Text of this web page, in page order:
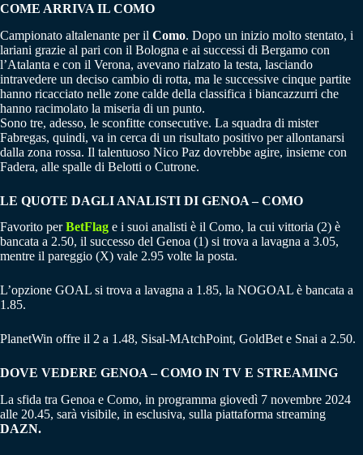
COME ARRIVA IL COMO
Campionato altalenante per il Como. Dopo un inizio molto stentato, i
lariani grazie al pari con il Bologna e ai successi di Bergamo con
l’Atalanta e con il Verona, avevano rialzato la testa, lasciando
intravedere un deciso cambio di rotta, ma le successive cinque partite
hanno ricacciato nelle zone calde della classifica i biancazzurri che
hanno racimolato la miseria di un punto.
Sono tre, adesso, le sconfitte consecutive. La squadra di mister
Fabregas, quindi, va in cerca di un risultato positivo per allontanarsi
dalla zona rossa. Il talentuoso Nico Paz dovrebbe agire, insieme con
Fadera, alle spalle di Belotti o Cutrone.
LE QUOTE DAGLI ANALISTI DI GENOA – COMO
Favorito perBetFlag e i suoi analisti è il Como, la cui vittoria (2) è
bancata a 2.50, il successo del Genoa (1) si trova a lavagna a 3.05,
mentre il pareggio (X) vale 2.95 volte la posta.
L’opzione GOAL si trova a lavagna a 1.85, la NOGOAL è bancata a
1.85.
PlanetWin offre il 2 a 1.48, Sisal-MAtchPoint, GoldBet e Snai a 2.50.
DOVE VEDERE GENOA – COMO IN TV E STREAMING
La sfida tra Genoa e Como, in programma giovedì 7 novembre 2024
alle 20.45, sarà visibile, in esclusiva, sulla piattaforma streaming
DAZN.